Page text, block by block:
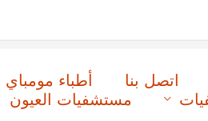
اتصل بنا أطباء مومباي
مستشفيات العيون